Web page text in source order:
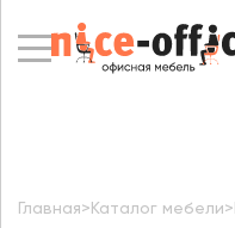
Главная> Каталог мебели>